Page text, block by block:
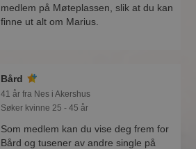
medlem på Møteplassen, slik at du kan
finne ut alt om Marius.
Bård
41 år fra Nes i Akershus
Søker kvinne 25 - 45 år
Som medlem kan du vise deg frem for
Bård og tusener av andre single på